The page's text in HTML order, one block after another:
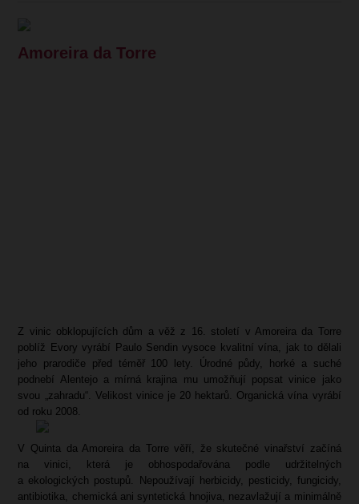
Amoreira da Torre
Z vinic obklopujících dům a věž z 16. století v Amoreira da Torre
poblíž Evory vyrábí Paulo Sendin vysoce kvalitní vína, jak to dělali
jeho prarodiče před téměř 100 lety. Úrodné půdy, horké a suché
podnebí Alentejo a mírná krajina mu umožňují popsat vinice jako
svou „zahradu“. Velikost vinice je 20 hektarů. Organická vína vyrábí
od roku 2008.
V Quinta da Amoreira da Torre věří, že skutečné vinařství začíná
na vinici, která je obhospodařována podle udržitelných
a ekologických postupů. Nepoužívají herbicidy, pesticidy, fungicidy,
antibiotika, chemická ani syntetická hnojiva, nezavlažují a minimálně